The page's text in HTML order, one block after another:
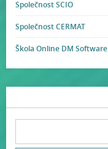
Společnost SCIO
Společnost CERMAT
Škola Online DM Software